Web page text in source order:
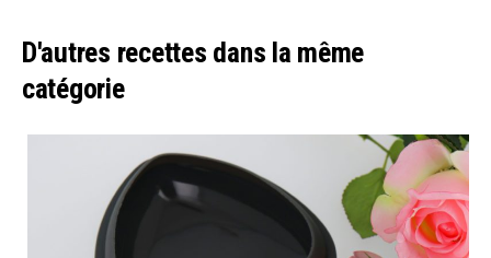
D'autres recettes dans la même
catégorie